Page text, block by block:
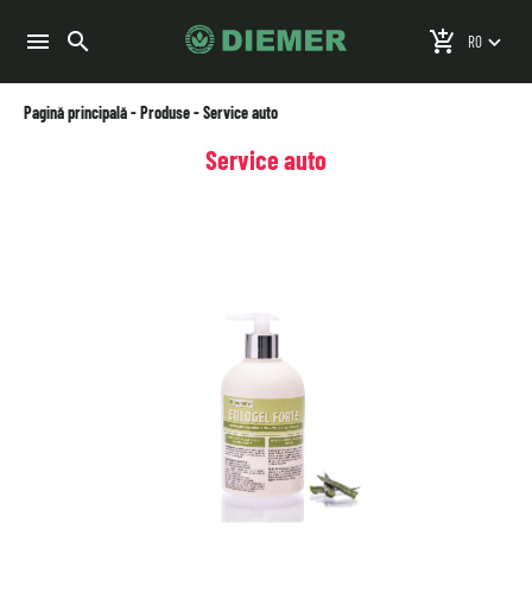
menu search add_shopping_cart keyboard_arrow_down
Pagină principală-Produse-Service auto
Service auto